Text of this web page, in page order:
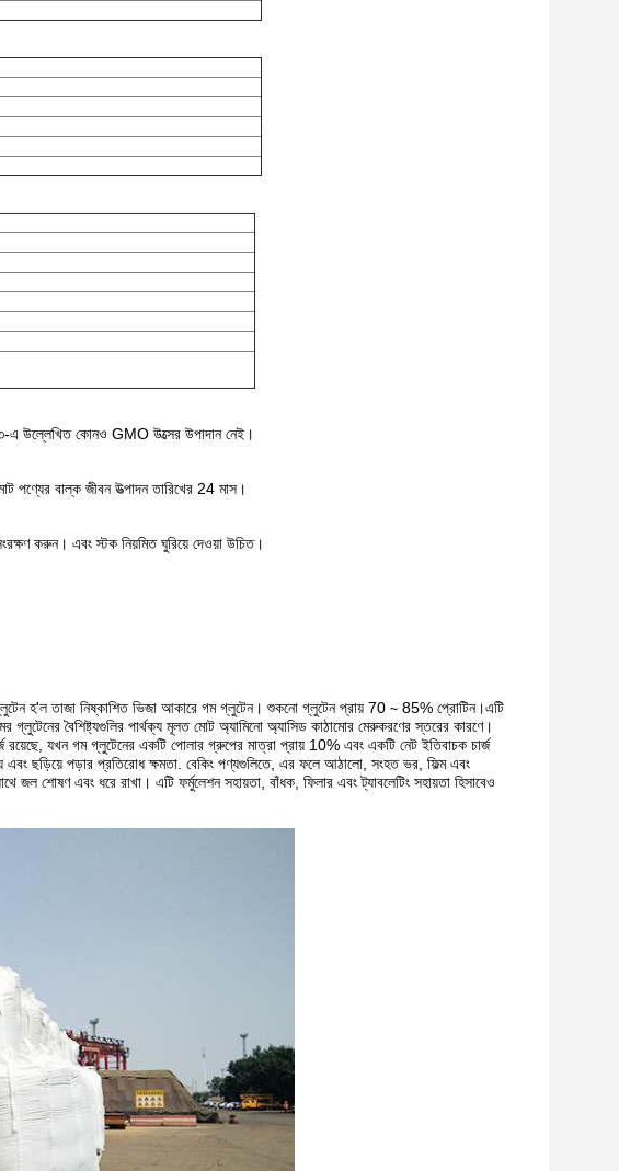
এ উল্লেখিত কোনও GMO উত্সের উপাদান নেই।
পণ্যের বাল্ক জীবন উত্পাদন তারিখের 24 মাস।
করুন। এবং স্টক নিয়মিত ঘুরিয়ে দেওয়া উচিত।
হ'ল তাজা নিষ্কাশিত ভিজা আকারে গম গ্লুটেন। শুকনো গ্লুটেন প্রায় 70 ∼ 85% প্রোটিন।এটি
বৈশিষ্ট্যগুলির পার্থক্য মূলত মোট অ্যামিনো অ্যাসিড কাঠামোর মেরুকরণের স্তরের কারণে।
যখন গম গ্লুটেনের একটি পোলার গ্রুপের মাত্রা প্রায় 10% এবং একটি নেট ইতিবাচক চার্জ
ছড়িয়ে পড়ার প্রতিরোধ ক্ষমতা. বেকিং পণ্যগুলিতে, এর ফলে আঠালো, সংহত ভর, ফিল্ম এবং
জল শোষণ এবং ধরে রাখা। এটি ফর্মুলেশন সহায়তা, বাঁধক, ফিলার এবং ট্যাবলেটিং সহায়তা হিসাবেও